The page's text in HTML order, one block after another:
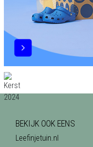
BEKIJK OOK EENS
Leefinjetuin.nl